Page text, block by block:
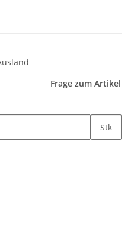
Frage zum Artikel
Stk